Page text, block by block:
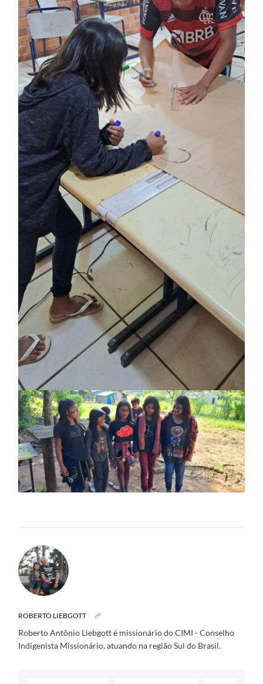
ROBERTO LIEBGOTT
Roberto Antônio Liebgott é missionário do CIMI - Conselho
Indigenista Missionário, atuando na região Sul do Brasil.